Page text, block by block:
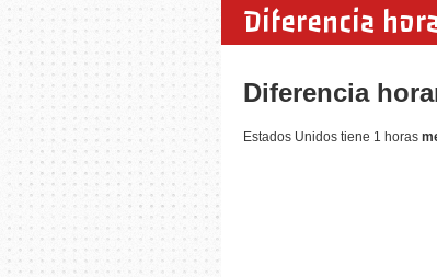
Diferencia
Diferencia
Estados Unidos tiene 1 horas